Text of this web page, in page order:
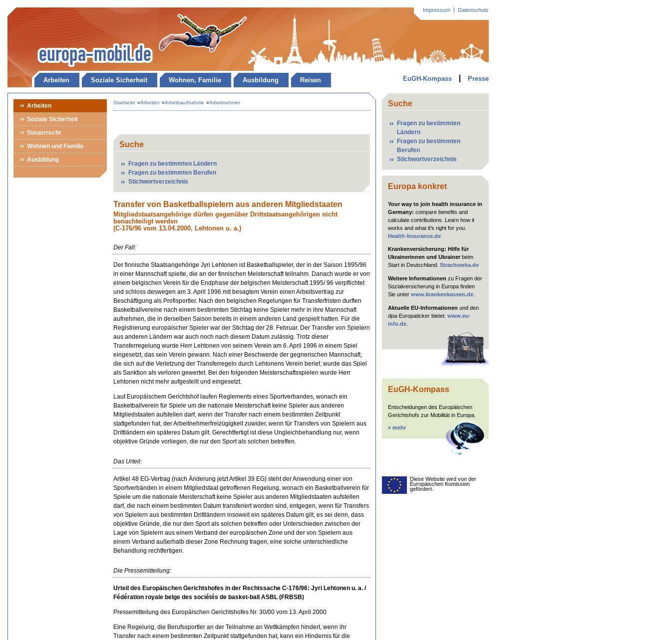
Arbeiten Soziale Sicherheit Wohnen, Familie Ausbildung Reisen EuGH-Kompass Presse
Arbeiten
Soziale Sicherheit
Steuerrecht
Wohnen und Familie
Ausbildung
Impressum Datenschutz
Startseite »Arbeiten »Arbeitsaufnahme »Arbeitnehmer
Suche
Fragen zu bestimmten Ländern
Fragen zu bestimmten Berufen
Stichwortverzeichnis
Transfer von Basketballspielern aus anderen Mitgliedstaaten
Mitgliedstaatsangehörige dürfen gegenüber Drittstaatsangehörigen nicht
benachteiligt werden
(C-176/96 vom 13.04.2000, Lehtonen u. a.)
Der Fall:
Der finnische Staatsangehörige Jyri Lehtonen ist Basketballspieler, der in der Saison 1995/96
in einer Mannschaft spielte, die an der finnischen Meisterschaft teilnahm. Danach wurde er von
einem belgischen Verein für die Endphase der belgischen Meisterschaft 1995/ 96 verpflichtet
und schloss deswegen am 3. April 1996 mit besagtem Verein einen Arbeitsvertrag zur
Beschäftigung als Profisportler. Nach den belgischen Regelungen für Transferfristen durften
Basketballvereine nach einem bestimmten Stichtag keine Spieler mehr in ihre Mannschaft
aufnehmen, die in derselben Saison bereits in einem anderen Land gespielt hatten. Für die
Registrierung europäischer Spieler war der Stichtag der 28. Februar. Der Transfer von Spielern
aus anderen Ländern war auch noch nach diesem Datum zulässig. Trotz dieser
Transferregelung wurde Herr Lehtonen von seinem Verein am 6. April 1996 in einem Spiel
eingesetzt, das sein Verein gewann. Nach einer Beschwerde der gegnerischen Mannschaft,
die sich auf die Verletzung der Transferregeln durch Lehtonens Verein berief, wurde das Spiel
als Sanktion als verloren gewertet. Bei den folgenden Meisterschaftsspielen wurde Herr
Lehtonen nicht mehr aufgestellt und eingesetzt.
Laut Europäischem Gerichtshof laufen Reglements eines Sportverbandes, wonach ein
Basketballverein für Spiele um die nationale Meisterschaft keine Spieler aus anderen
Mitgliedstaaten aufstellen darf, wenn der Transfer nach einem bestimmten Zeitpunkt
stattgefunden hat, der Arbeitnehmerfreizügigkeit zuwider, wenn für Transfers von Spielern aus
Drittländern ein späteres Datum gilt. Gerechtfertigt ist diese Ungleichbehandlung nur, wenn
objektive Gründe vorliegen, die nur den Sport als solchen betreffen.
Das Urteil:
Artikel 48 EG-Vertrag (nach Änderung jetzt Artikel 39 EG) steht der Anwendung einer von
Sportverbänden in einem Mitgliedstaat getroffenen Regelung, wonach ein Basketballverein für
Spiele um die nationale Meisterschaft keine Spieler aus anderen Mitgliedstaaten aufstellen
darf, die nach einem bestimmten Datum transferiert worden sind, entgegen, wenn für Transfers
von Spielern aus bestimmten Drittländern insoweit ein späteres Datum gilt, es sei denn, dass
objektive Gründe, die nur den Sport als solchen betreffen oder Unterschieden zwischen der
Lage von Spielern aus einem Verband der europäischen Zone und der von Spielern aus
einem Verband außerhalb dieser Zone Rechnung tragen, eine solche unterschiedliche
Behandlung rechtfertigen.
Die Pressemitteilung:
Urteil des Europäischen Gerichtshofes in der Rechtssache C-176/96: Jyri Lehtonen u. a. /
Fédération royale belge des sociétés de basket-ball ASBL (FRBSB)
Pressemitteilung des Europäischen Gerichtshofes Nr. 30/00 vom 13. April 2000
Eine Regelung, die Berufssportler an der Teilnahme an Wettkämpfen hindert, wenn ihr
Transfer nach einem bestimmten Zeitpunkt stattgefunden hat, kann ein Hindernis für die
Suche
Fragen zu bestimmten
Ländern
Fragen zu bestimmten
Berufen
Stichwortverzeichnis
Europa konkret
Your way to join health insurance in
Germany: compare benefits and
calculate contributions. Learn how it
works and what it's right for you.
Health-Insurance.de
Krankenversicherung: Hilfe für
Ukrainerinnen und Ukrainer beim
Start in Deutschland. Strachowka.de
Weitere Informationen zu Fragen der
Sozialversicherung in Europa finden
Sie unter www.krankenkassen.de
Aktuelle EU-Informationen und den
dpa-Europaticker bietet: www.eu-
info.de
EuGH-Kompass
Entscheidungen des Europäischen
Gerichtshofs zur Mobilität in Europa.
» mehr
Diese Website wird von der
Europäischen Komission
gefördert.